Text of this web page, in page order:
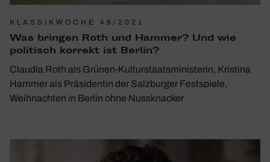
KLASSIKWOCHE 48/2021
Was bringen Roth und Hammer? Und wie
poli­tisch korrekt ist Berlin?
Claudia Roth als Grünen-Kulturstaatsministerin, Kristina
Hammer als Präsidentin der Salzburger Festspiele,
Weihnachten in Berlin ohne Nussknacker